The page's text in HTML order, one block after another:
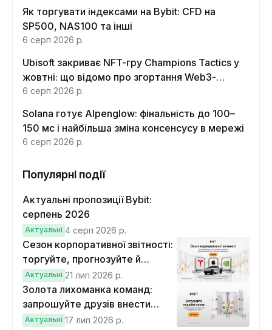
Як торгувати індексами на Bybit: CFD на
SP500, NAS100 та інші
6 серп 2026 р.
Ubisoft закриває NFT-гру Champions Tactics у
жовтні: що відомо про згортання Web3-
функцій
6 серп 2026 р.
Solana готує Alpenglow: фінальність до 100–
150 мс і найбільша зміна консенсусу в мережі
6 серп 2026 р.
Популярні події
Актуальні пропозиції Bybit:
серпень 2026
Актуальні 4 серп 2026 р.
Сезон корпоративної звітності:
торгуйте, прогнозуйте й
вигравайте Cybertruck
Актуальні 21 лип 2026 р.
Золота лихоманка команд:
запрошуйте друзів внести
депозит на $100 і торгувати на
Актуальні 17 лип 2026 р.